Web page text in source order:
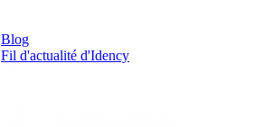
Blog
Fil d'actualité d'Idency